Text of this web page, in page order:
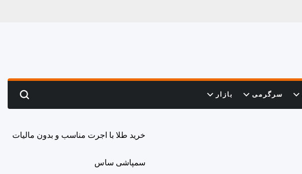
سرگرمی بازار Search
خرید طلا با اجرت مناسب و بدون مالیات
سمپاشی ساس